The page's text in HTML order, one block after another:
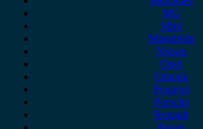
MG
Mini
Mitsubishi
Nissan
Opel
Omoda
Peugeot
Porsche
Renault